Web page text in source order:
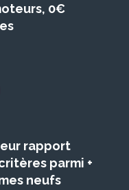
0€
rapport
parmi +
neufs